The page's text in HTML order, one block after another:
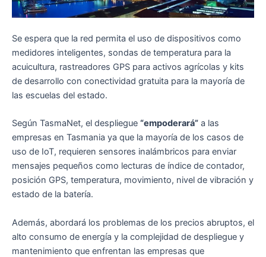
Se espera que la red permita el uso de dispositivos como
medidores inteligentes, sondas de temperatura para la
acuicultura, rastreadores GPS para activos agrícolas y kits
de desarrollo con conectividad gratuita para la mayoría de
las escuelas del estado.
Según TasmaNet, el despliegue “empoderará” a las
empresas en Tasmania ya que la mayoría de los casos de
uso de IoT, requieren sensores inalámbricos para enviar
mensajes pequeños como lecturas de índice de contador,
posición GPS, temperatura, movimiento, nivel de vibración y
estado de la batería.
Además, abordará los problemas de los precios abruptos, el
alto consumo de energía y la complejidad de despliegue y
mantenimiento que enfrentan las empresas que